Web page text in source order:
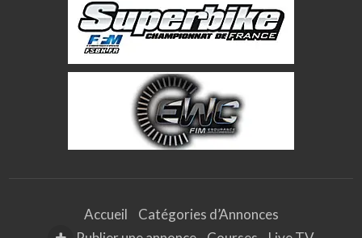
Accueil
Catégories d’Annonces